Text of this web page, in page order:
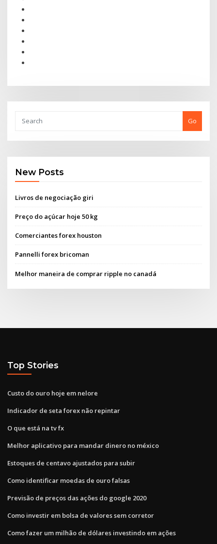
Go
New Posts
Livros de negociação giri
Preço do açúcar hoje 50 kg
Comerciantes forex houston
Pannelli forex bricoman
Melhor maneira de comprar ripple no canadá
Top Stories
Custo do ouro hoje em nelore
Indicador de seta forex não repintar
O que está na tv fx
Melhor aplicativo para mandar dinero no méxico
Estoques de centavo ajustados para subir
Como identificar moedas de ouro falsas
Previsão de preços das ações do google 2020
Como investir em bolsa de valores sem corretor
Como fazer um milhão de dólares investindo em ações